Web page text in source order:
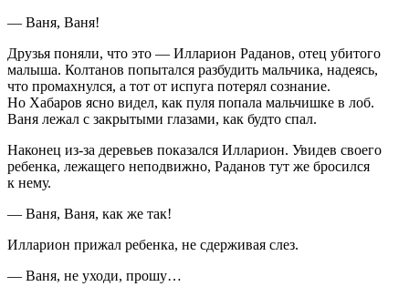
— Ваня, Ваня!
Друзья поняли, что это — Илларион Раданов, отец убитого
малыша. Колтанов попытался разбудить мальчика, надеясь,
что промахнулся, а тот от испуга потерял сознание.
Но Хабаров ясно видел, как пуля попала мальчишке в лоб.
Ваня лежал с закрытыми глазами, как будто спал.
Наконец из-за деревьев показался Илларион. Увидев своего
ребенка, лежащего неподвижно, Раданов тут же бросился
к нему.
— Ваня, Ваня, как же так!
Илларион прижал ребенка, не сдерживая слез.
— Ваня, не уходи, прошу…